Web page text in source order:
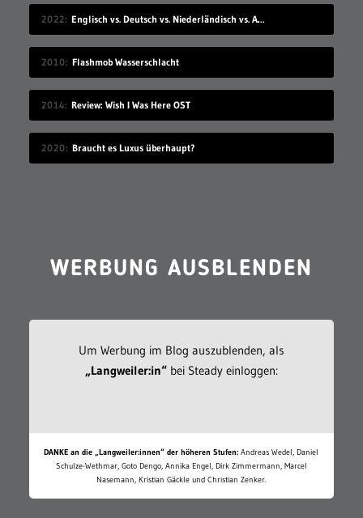
2022 Englisch vs. Deutsch vs. Niederländisch vs. Afrikaans
2010 Flashmob Wasserschlacht
2014 Review: Wish I Was Here OST
2020 Braucht es Luxus überhaupt?
WERBUNG AUSBLENDEN
Um Werbung im Blog auszublenden, als
„Langweiler:in“bei Steady einloggen:
DANKE an die „Langweiler:innen“ der höheren Stufen: Andreas Wedel, Daniel
Schulze-Wethmar, Goto Dengo, Annika Engel, Dirk Zimmermann, Marcel
Nasemann, Kristian Gäckle und Christian Zenker.